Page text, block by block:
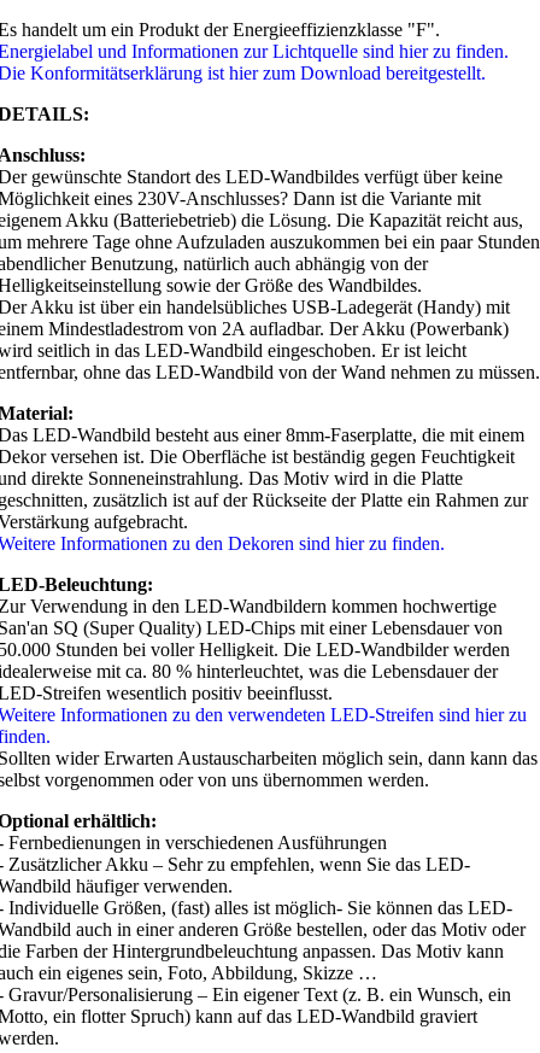
handelt um ein Produkt der Energieeffizienzklasse "F".
und Informationen zur Lichtquelle sind hier zu finden.
Konformitätserklärung ist hier zum Download bereitgestellt.
gewünschte Standort des LED-Wandbildes verfügt über keine
eines 230V-Anschlusses? Dann ist die Variante mit
Akku (Batteriebetrieb) die Lösung. Die Kapazität reicht aus,
mehrere Tage ohne Aufzuladen auszukommen bei ein paar Stunden
Benutzung, natürlich auch abhängig von der
sowie der Größe des Wandbildes.
Akku ist über ein handelsübliches USB-Ladegerät (Handy) mit
Mindestladestrom von 2A aufladbar. Der Akku (Powerbank)
seitlich in das LED-Wandbild eingeschoben. Er ist leicht
ohne das LED-Wandbild von der Wand nehmen zu müssen.
LED-Wandbild besteht aus einer 8mm-Faserplatte, die mit einem
versehen ist. Die Oberfläche ist beständig gegen Feuchtigkeit
direkte Sonneneinstrahlung. Das Motiv wird in die Platte
zusätzlich ist auf der Rückseite der Platte ein Rahmen zur
aufgebracht.
Informationen zu den Dekoren sind hier zu finden.
Beleuchtung:
Verwendung in den LED-Wandbildern kommen hochwertige
SQ (Super Quality) LED-Chips mit einer Lebensdauer von
Stunden bei voller Helligkeit. Die LED-Wandbilder werden
mit ca. 80 % hinterleuchtet, was die Lebensdauer der
Streifen wesentlich positiv beeinflusst.
Informationen zu den verwendeten LED-Streifen sind hier zu
wider Erwarten Austauscharbeiten möglich sein, dann kann das
vorgenommen oder von uns übernommen werden.
erhältlich:
Fernbedienungen in verschiedenen Ausführungen
Zusätzlicher Akku – Sehr zu empfehlen, wenn Sie das LED-
häufiger verwenden.
Individuelle Größen, (fast) alles ist möglich- Sie können das LED-
auch in einer anderen Größe bestellen, oder das Motiv oder
Farben der Hintergrundbeleuchtung anpassen. Das Motiv kann
ein eigenes sein, Foto, Abbildung, Skizze …
Gravur/Personalisierung – Ein eigener Text (z. B. ein Wunsch, ein
ein flotter Spruch) kann auf das LED-Wandbild graviert